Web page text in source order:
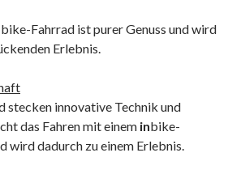
bike-Fahrrad ist purer Genuss und wird
Erlebnis.
stecken innovative Technik und
das Fahren mit einem inbike-
wird dadurch zu einem Erlebnis.